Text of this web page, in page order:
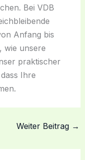
Bei VDB
Anfang bis
wie unsere
praktischer
Ihre
Weiter Beitrag →